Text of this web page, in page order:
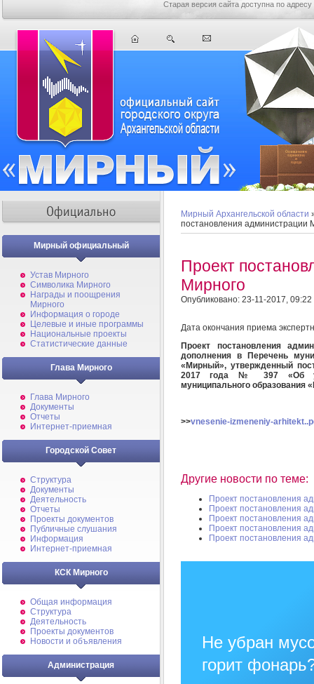
Старая версия сайта доступна по адресу
Мирный официальный
Устав Мирного
Символика Мирного
Награды и поощрения
Мирного
Информация о городе
Целевые и иные программы
Национальные проекты
Статистические данные
Глава Мирного
Глава Мирного
Документы
Отчеты
Интернет-приемная
Городской Совет
Структура
Документы
Деятельность
Отчеты
Проекты документов
Публичные слушания
Информация
Интернет-приемная
КСК Мирного
Общая информация
Структура
Деятельность
Проекты документов
Новости и объявления
Администрация
Мирный Архангельской области
постановления администрации
Проект
Мирного
Опубликовано: 23-11-2017, 09:22
Дата окончания приема
Проект постановления
дополнения в Перечень
«Мирный», утвержденный
2017 года № 397 «Об
муниципального образования
>>vnesenie-izmeneniy-
Другие новости по теме:
Проект постановления
Проект постановления
Проект постановления
Проект постановления
Проект постановления
Не убран
горит